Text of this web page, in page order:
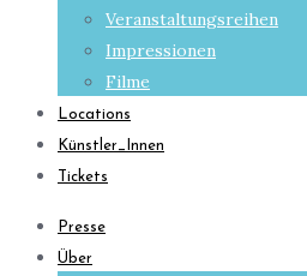
Veranstaltungsreihen
Impressionen
Filme
Locations
Künstler_Innen
Tickets
Presse
Über